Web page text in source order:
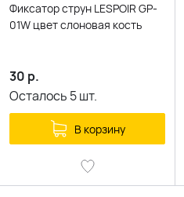
Фиксатор струн LESPOIR GP-
01W цвет слоновая кость
30 р.
Осталось 5шт.
В корзину